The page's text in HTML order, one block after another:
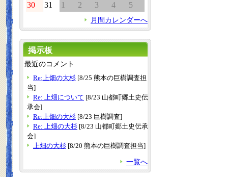
30
31 1 2 3 4 5
月間カレンダーへ
掲示板
最近のコメント
Re:上畑の大杉 [8/25 熊本の巨樹調査担
当]
Re: 上畑について [8/23 山都町郷土史伝
承会]
Re:上畑の大杉 [8/23 巨樹調査]
Re: 上畑の大杉 [8/23 山都町郷土史伝承
会]
上畑の大杉 [8/20 熊本の巨樹調査担当]
一覧へ